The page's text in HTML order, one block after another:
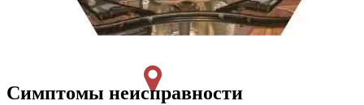
Симптомы неисправности